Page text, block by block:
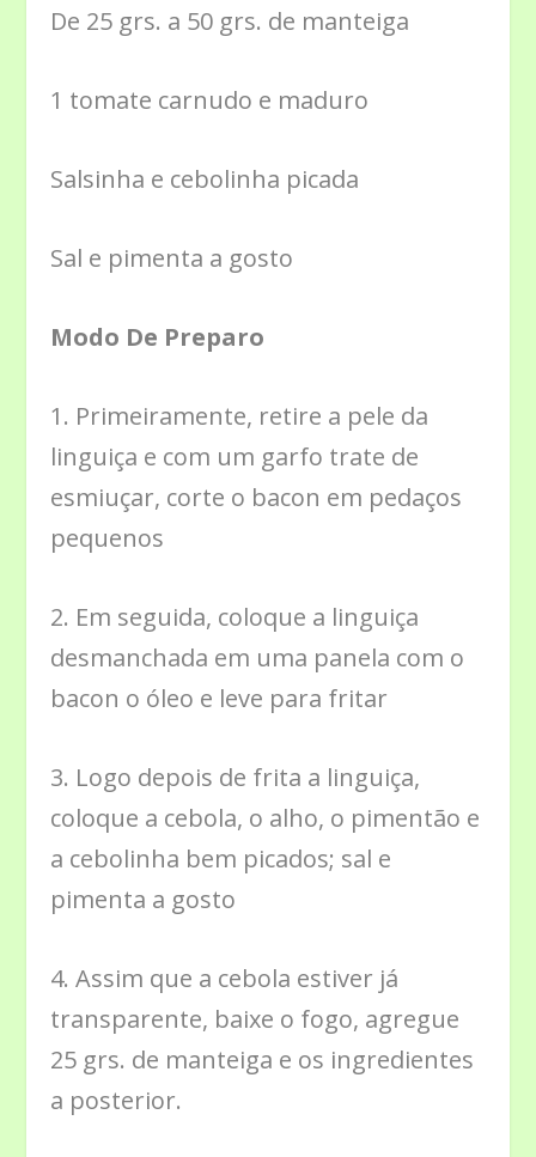
De 25 grs. a 50 grs. de manteiga
1 tomate carnudo e maduro
Salsinha e cebolinha picada
Sal e pimenta a gosto
Modo De Preparo
1. Primeiramente, retire a pele da
linguiça e com um garfo trate de
esmiuçar, corte o bacon em pedaços
pequenos
2. Em seguida, coloque a linguiça
desmanchada em uma panela com o
bacon o óleo e leve para fritar
3. Logo depois de frita a linguiça,
coloque a cebola, o alho, o pimentão e
a cebolinha bem picados; sal e
pimenta a gosto
4. Assim que a cebola estiver já
transparente, baixe o fogo, agregue
25 grs. de manteiga e os ingredientes
a posterior.